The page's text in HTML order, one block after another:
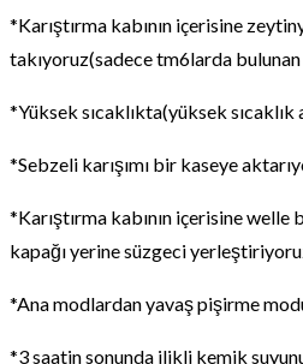
*Karıştırma kabının içerisine
takıyoruz(sadece tm6larda
*Yüksek sıcaklıkta(yüksek
*Sebzeli karışımı bir kaseye
*Karıştırma kabının içerisine
kapağı yerine süzgeci
*Ana modlardan yavaş pişirme
*3 saatin sonunda ilikli kemik